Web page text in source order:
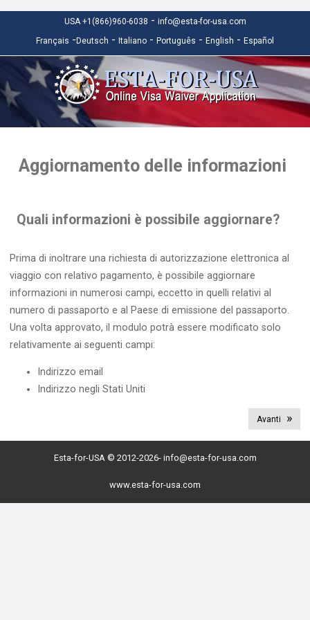
USA +1(866)960-6038 - info@esta-for-usa.com
Français - Deutsch - Italiano - Português - English - Español
Aggiornamento delle informazioni
Quali informazioni è possibile aggiornare?
Prima di inoltrare una richiesta di autorizzazione elettronica al
viaggio con relativo pagamento, è possibile aggiornare
informazioni in numerosi campi, eccetto in quelli relativi al
numero di passaporto e al Paese di emissione del passaporto.
Una volta approvato, il modulo potrà essere modificato solo
relativamente ai seguenti campi:
Indirizzo email
Indirizzo negli Stati Uniti
Avanti
Esta-for-USA © 2012-2026- info@esta-for-usa.com
www.esta-for-usa.com